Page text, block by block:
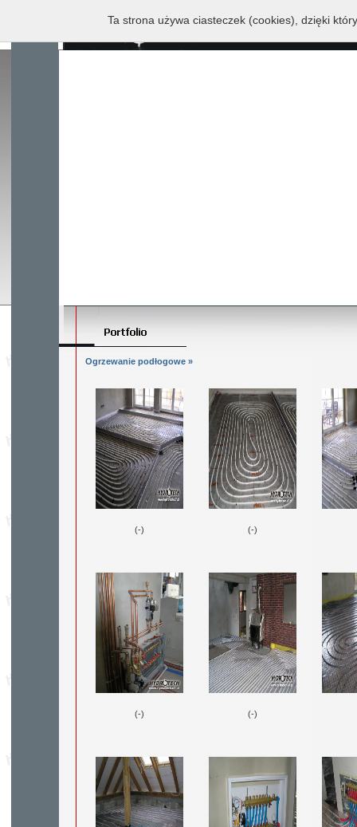
Ogrzewanie podłogowe »
(-) (-)
(-) (-)
Ta strona używa ciasteczek (cookies), dzięki